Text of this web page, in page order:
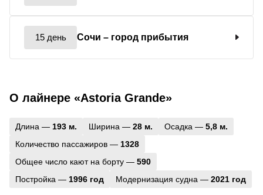
15 день Сочи – город прибытия
О лайнере «Astoria Grande»
Длина — 193 м. Ширина — 28 м. Осадка — 5,8 м.
Количество пассажиров — 1328
Общее число кают на борту — 590
Постройка — 1996 год Модернизация судна — 2021 год